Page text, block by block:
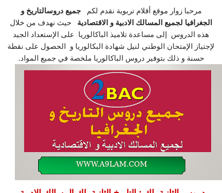
مرحبا زوار موقع أقلام تربوية نقدم لكم جميع دروسالتاريخ و
الجغرافيا لجميع المسالك الادبية و الاقتصادية
حيث نهدف من خلال
هذه الدروس إلى مساعدة تلاميذ الباكالوريا على الإستعداد الجيد
لإجتياز الإمتحان الوطني لنيل شهادة البكالوريا و الحصول على نقطة
حسنة و ذلك بتوفير دروس الباكالوريا ملخصة في جميع المواد.